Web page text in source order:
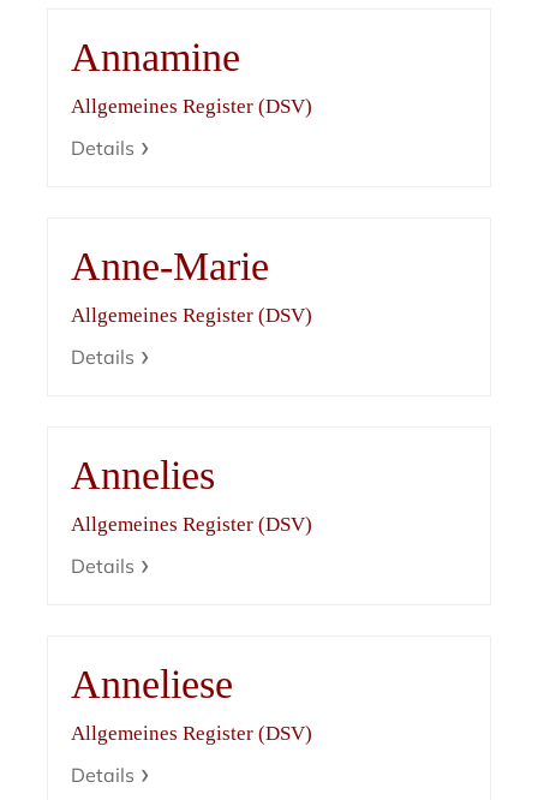
Annamine
Allgemeines Register (DSV)
Details
Anne-Marie
Allgemeines Register (DSV)
Details
Annelies
Allgemeines Register (DSV)
Details
Anneliese
Allgemeines Register (DSV)
Details